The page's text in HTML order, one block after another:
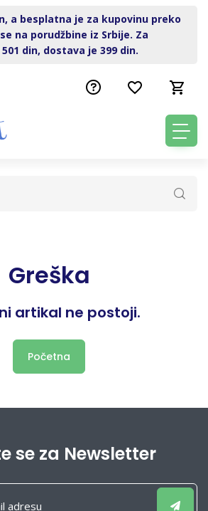
a besplatna je za kupovinu preko
na porudžbine iz Srbije. Za
din, dostava je 399 din.
Greška
artikal ne postoji.
Početna
se za Newsletter